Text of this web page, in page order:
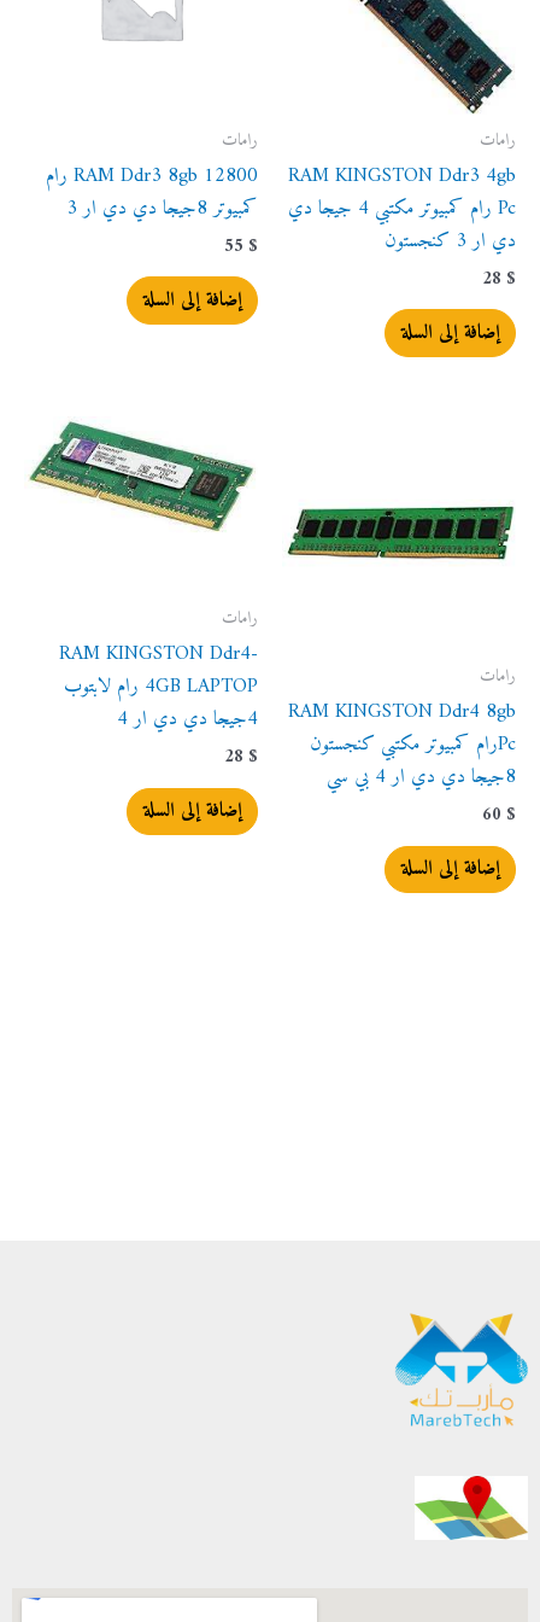
رامات
RAM KINGSTON Ddr3 4gb
Pc رام كمبيوتر مكتبي 4 جيجا دي
دي ار 3 كنجستون
28 $
إضافة إلى السلة
رامات
RAM Ddr3 8gb 12800 رام
كمبيوتر 8جيجا دي دي ار 3
55 $
إضافة إلى السلة
رامات
RAM KINGSTON Ddr4 8gb
Pcرام كمبيوتر مكتبي كنجستون
8جيجا دي دي ار 4 بي سي
60 $
إضافة إلى السلة
رامات
RAM KINGSTON Ddr4-
4GB LAPTOP رام لابتوب
4جيجا دي دي ار 4
28 $
إضافة إلى السلة